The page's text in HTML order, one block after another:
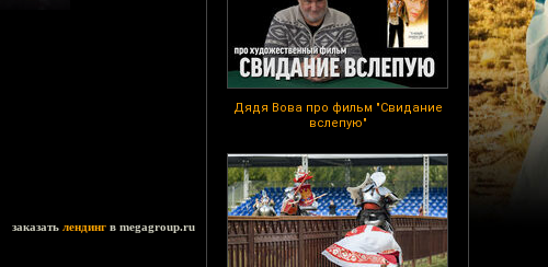
Дядя Вова про фильм "Свидание
вслепую"
заказать лендинг в megagroup.ru